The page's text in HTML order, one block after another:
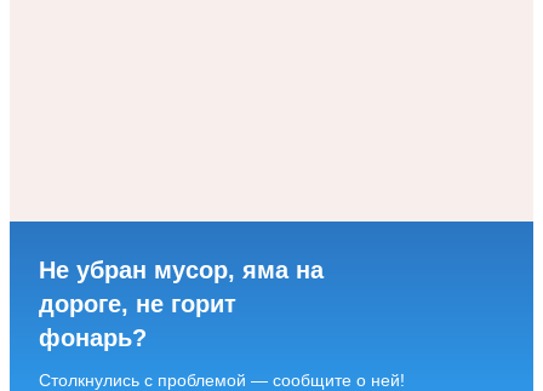
Не убран мусор, яма на
дороге, не горит
фонарь?
Столкнулись с проблемой — сообщите о ней!